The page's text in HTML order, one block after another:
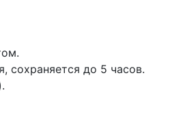
сохраняется до 5 часов.